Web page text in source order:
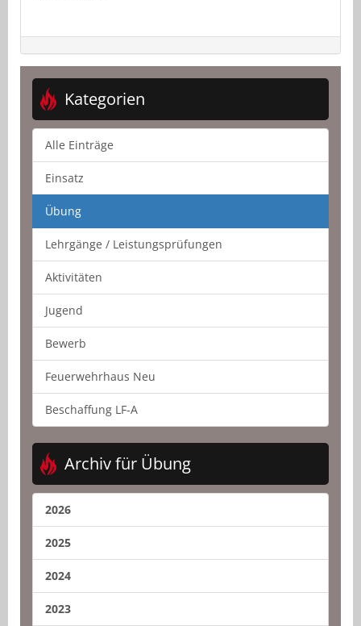
Kategorien
Alle Einträge
Einsatz
Übung
Lehrgänge / Leistungsprüfungen
Aktivitäten
Jugend
Bewerb
Feuerwehrhaus Neu
Beschaffung LF-A
Archiv für Übung
2026
2025
2024
2023